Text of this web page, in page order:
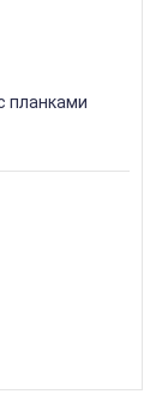
планками